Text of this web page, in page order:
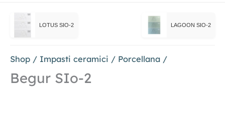
LOTUS SIO-2 LAGOON SIO-2
Shop / Impasti ceramici / Porcellana /
Begur SIo-2